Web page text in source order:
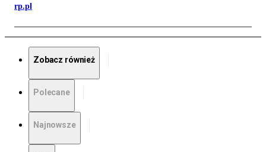
rp.pl
Zobacz również
Polecane
Najnowsze